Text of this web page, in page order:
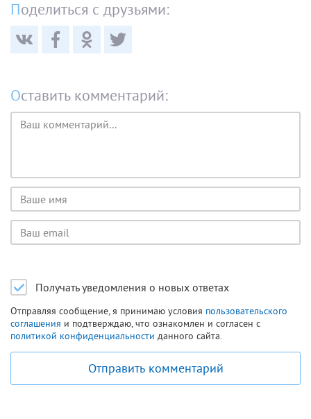
Поделиться с друзьями:
Оставить комментарий:
Текст
комментария
Имя
пользователя
Email
пользователя
Получать уведомления о новых ответах
Отправляя сообщение, я принимаю условия пользовательского
соглашения и подтверждаю, что ознакомлен и согласен с
политикой конфиденциальности данного сайта.
Отправить комментарий